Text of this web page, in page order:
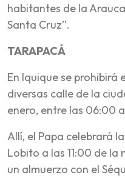
habitantes de la
Santa Cruz”.
TARAPACÁ
En Iquique se prohibirá
diversas calle de la
enero, entre las 06:00
Allí, el Papa celebrará
Lobito a las 11:00 de
un almuerzo con el